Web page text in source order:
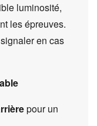
luminosité,
les épreuves.
en cas
pour un